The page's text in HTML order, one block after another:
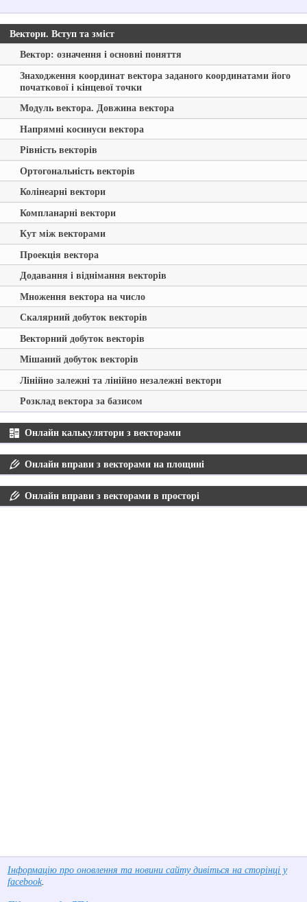
Вектори. Вступ та зміст
Вектор: означення і основні поняття
Знаходження координат вектора заданого координатами його
початкової і кінцевої точки
Модуль вектора. Довжина вектора
Напрямні косинуси вектора
Рівність векторів
Ортогональність векторів
Колінеарні вектори
Компланарні вектори
Кут між векторами
Проекція вектора
Додавання і віднімання векторів
Множення вектора на число
Скалярний добуток векторів
Векторний добуток векторів
Мішаний добуток векторів
Лінійно залежні та лінійно незалежні вектори
Розклад вектора за базисом
Онлайн калькулятори з векторами
Онлайн вправи з векторами на площині
Онлайн вправи з векторами в просторі
Інформацію про оновлення та новини сайту дивіться на сторінці у
facebook.